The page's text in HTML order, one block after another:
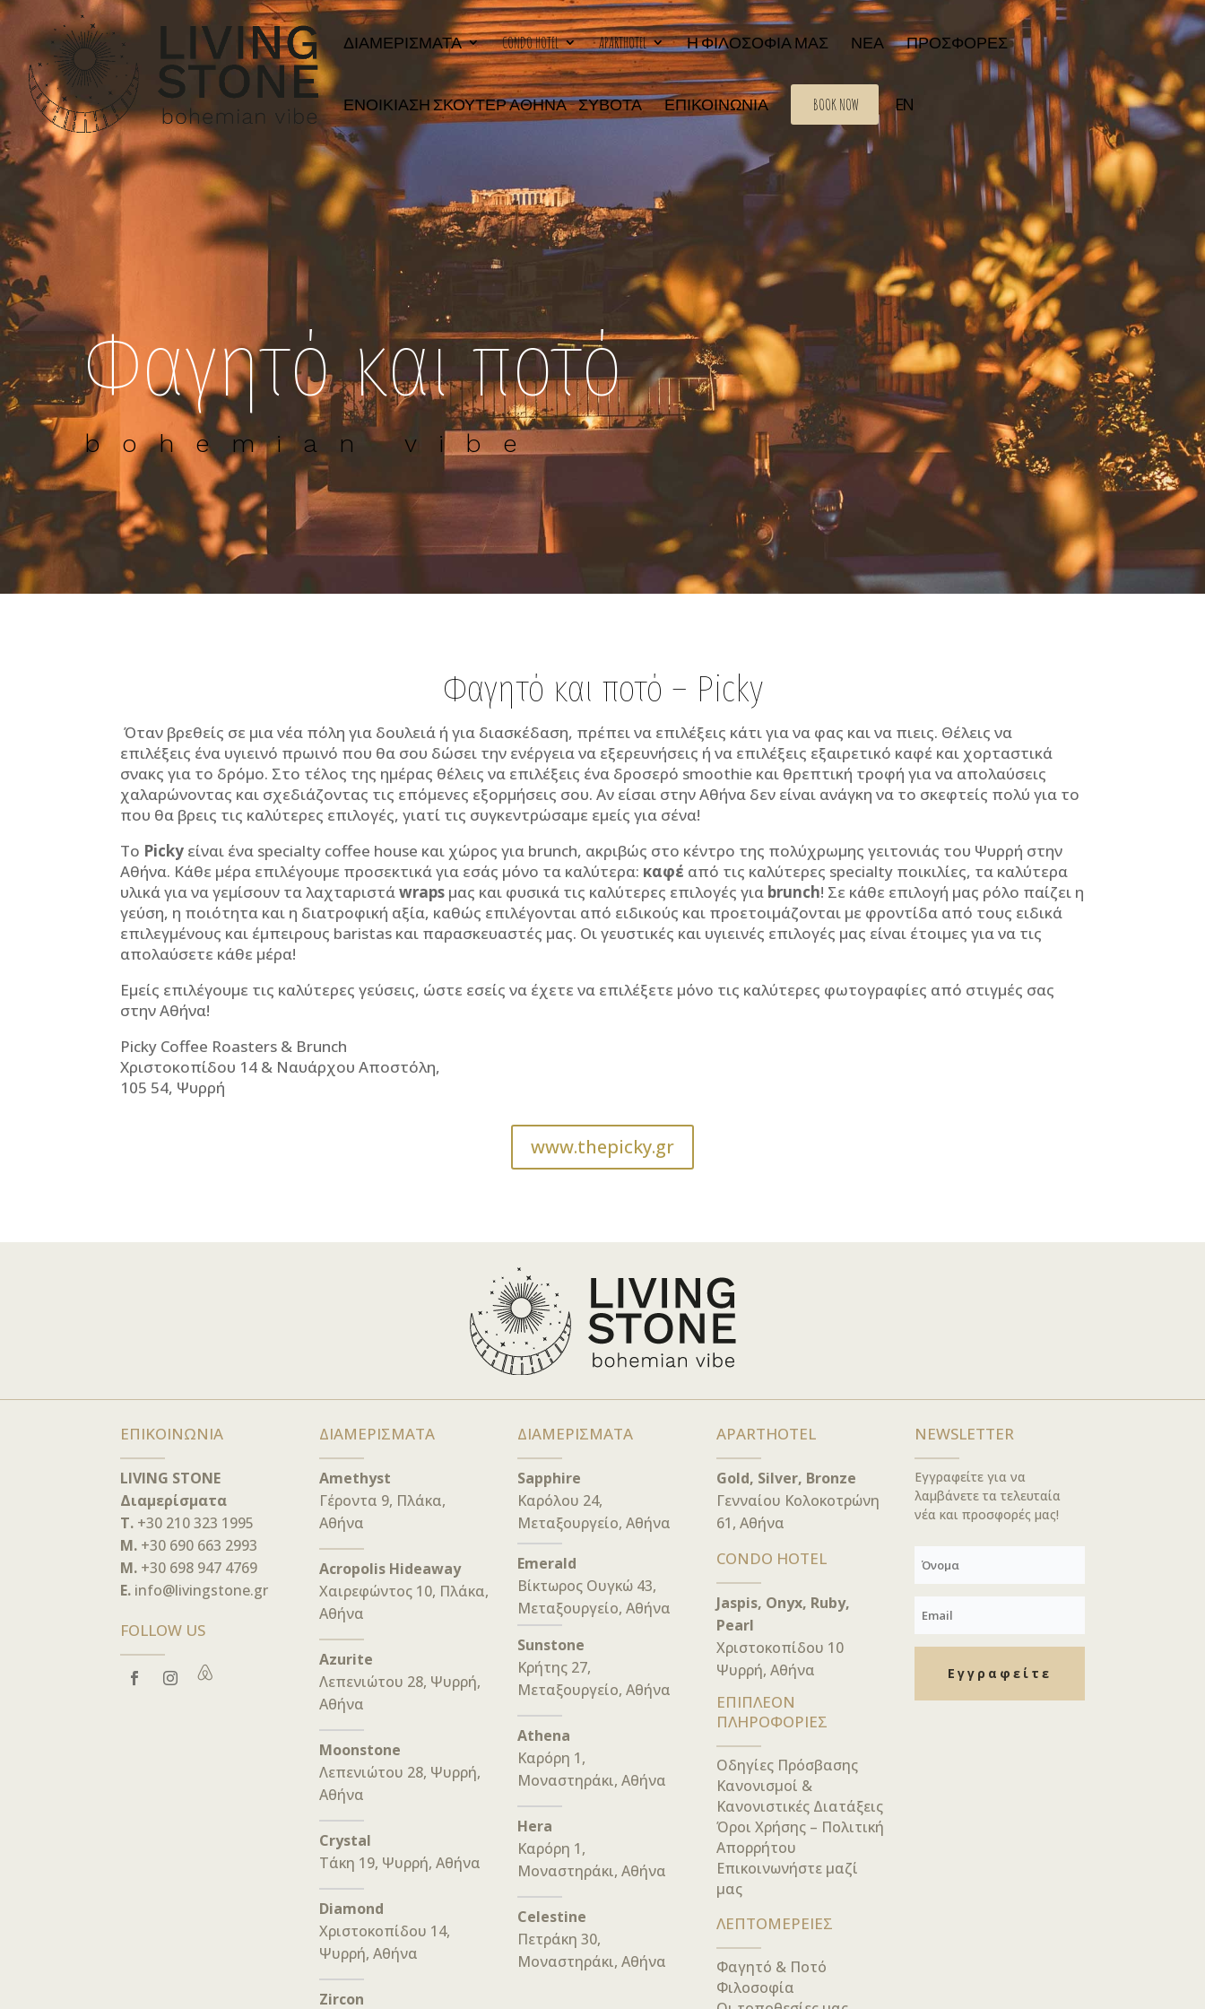
ΔΙΑΜΕΡΊΣΜΑΤΑ CONDO HOTEL APARTHOTEL Η ΦΙΛΟΣΟΦΊΑ ΜΑΣ ΝΕΑ ΠΡΟΣΦΟΡΈΣ
ΕΝΟΙΚΊΑΣΗ ΣΚΟΎΤΕΡ ΑΘΉΝΑ – ΣΎΒΟΤΑ ΕΠΙΚΟΙΝΩΝΙΑ BOOK NOW EN
Φαγητό και ποτό
bohemian vibe
Φαγητό και ποτό – Picky
Όταν βρεθείς σε μια νέα πόλη για δουλειά ή για διασκέδαση, πρέπει να επιλέξεις κάτι για να φας και να πιεις. Θέλεις να
επιλέξεις ένα υγιεινό πρωινό που θα σου δώσει την ενέργεια να εξερευνήσεις ή να επιλέξεις εξαιρετικό καφέ και χορταστικά
σνακς για το δρόμο. Στο τέλος της ημέρας θέλεις να επιλέξεις ένα δροσερό smoothie και θρεπτική τροφή για να απολαύσεις
χαλαρώνοντας και σχεδιάζοντας τις επόμενες εξορμήσεις σου. Αν είσαι στην Αθήνα δεν είναι ανάγκη να το σκεφτείς πολύ για το
που θα βρεις τις καλύτερες επιλογές, γιατί τις συγκεντρώσαμε εμείς για σένα!
Το Picky είναι ένα specialty coffee house και χώρος για brunch, ακριβώς στο κέντρο της πολύχρωμης γειτονιάς του Ψυρρή στην
Αθήνα. Κάθε μέρα επιλέγουμε προσεκτικά για εσάς μόνο τα καλύτερα: καφέ από τις καλύτερες specialty ποικιλίες, τα καλύτερα
υλικά για να γεμίσουν τα λαχταριστάwraps μας και φυσικά τις καλύτερες επιλογές για brunch! Σε κάθε επιλογή μας ρόλο παίζει η
γεύση, η ποιότητα και η διατροφική αξία, καθώς επιλέγονται από ειδικούς και προετοιμάζονται με φροντίδα από τους ειδικά
επιλεγμένους και έμπειρους baristas και παρασκευαστές μας. Οι γευστικές και υγιεινές επιλογές μας είναι έτοιμες για να τις
απολαύσετε κάθε μέρα!
Εμείς επιλέγουμε τις καλύτερες γεύσεις, ώστε εσείς να έχετε να επιλέξετε μόνο τις καλύτερες φωτογραφίες από στιγμές σας
στην Αθήνα!
Picky Coffee Roasters & Brunch
Χριστοκοπίδου 14 & Ναυάρχου Αποστόλη,
105 54, Ψυρρή
www.thepicky.gr
ΕΠΙΚΟΙΝΩΝΙΑ
LIVING STONE
Διαμερίσματα
T. +30 210 323 1995
M. +30 690 663 2993
M. +30 698 947 4769
E. info@livingstone.gr
FOLLOW US

ΔΙΑΜΕΡΙΣΜΑΤΑ
Amethyst
Γέροντα 9, Πλάκα,
Αθήνα
Acropolis Hideaway
Χαιρεφώντος 10, Πλάκα,
Αθήνα
Azurite
Λεπενιώτου 28, Ψυρρή,
Αθήνα
Moonstone
Λεπενιώτου 28, Ψυρρή,
Αθήνα
Crystal
Τάκη 19, Ψυρρή, Αθήνα
Diamond
Χριστοκοπίδου 14,
Ψυρρή, Αθήνα
Zircon
ΔΙΑΜΕΡΙΣΜΑΤΑ
Sapphire
Καρόλου 24,
Μεταξουργείο, Αθήνα
Emerald
Βίκτωρος Ουγκώ 43,
Μεταξουργείο, Αθήνα
Sunstone
Κρήτης 27,
Μεταξουργείο, Αθήνα
Athena
Καρόρη 1,
Μοναστηράκι, Αθήνα
Hera
Καρόρη 1,
Μοναστηράκι, Αθήνα
Celestine
Πετράκη 30,
Μοναστηράκι, Αθήνα
APARTHOTEL
Gold, Silver, Bronze
Γενναίου Κολοκοτρώνη
61, Αθήνα
CONDO HOTEL
Jaspis, Onyx, Ruby,
Pearl
Χριστοκοπίδου 10
Ψυρρή, Αθήνα
ΕΠΙΠΛΕΟΝ
ΠΛΗΡΟΦΟΡΙΕΣ
Οδηγίες Πρόσβασης
Κανονισμοί &
Κανονιστικές Διατάξεις
Όροι Χρήσης – Πολιτική
Απορρήτου
Επικοινωνήστε μαζί
μας
ΛΕΠΤΟΜΕΡΕΙΕΣ
Φαγητό & Ποτό
Φιλοσοφία
NEWSLETTER
Εγγραφείτε για να
λαμβάνετε τα τελευταία
νέα και προσφορές μας!
Εγγραφείτε